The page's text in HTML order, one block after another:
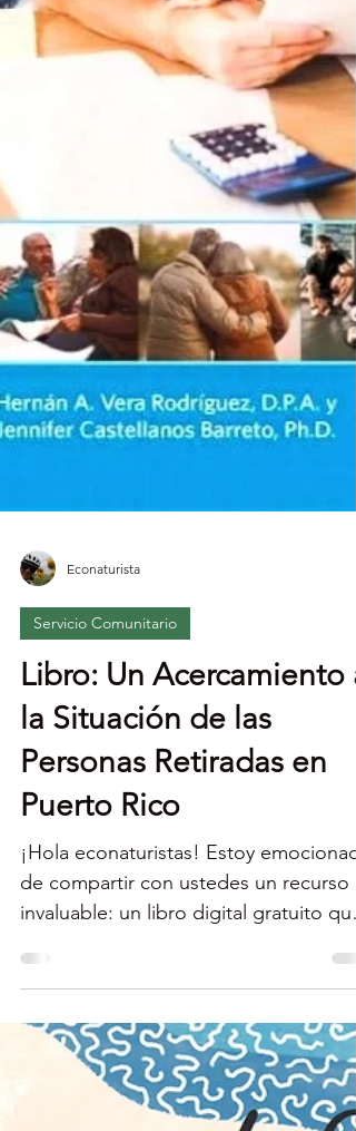
Econaturista
Servicio Comunitario
Libro: Un Acercamiento a
la Situación de las
Personas Retiradas en
Puerto Rico
de compartir con ustedes un recurso
invaluable: un libro digital gratuito que
presenta los...